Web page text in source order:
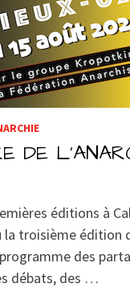
DE
éditions à
la troisième édition
programme des
débats, des …